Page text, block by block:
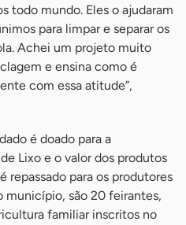
todo mundo. Eles o ajudaram
para limpar e separar os
Achei um projeto muito
e ensina como é
com essa atitude”,
é doado para a
Lixo e o valor dos produtos
repassado para os produtores
município, são 20 feirantes,
familiar inscritos no